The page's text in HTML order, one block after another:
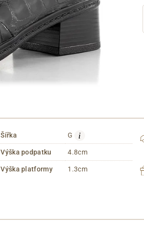
Šířka G i
Výška podpatku 4.8cm
Výška platformy 1.3cm